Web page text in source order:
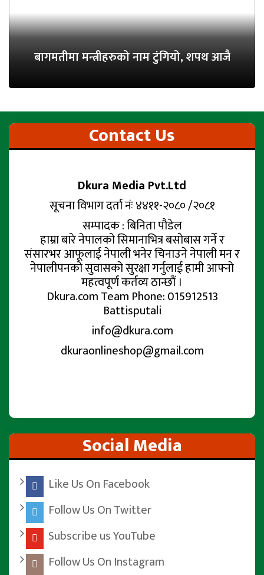
बागमतीमा मन्त्रीहरुको नाम टुंगियो, शपथ आजै
Contact Us
Dkura Media Pvt.Ltd
सूचना विभाग दर्ता नंः ४४११-२०८० /२०८१
सम्पादक : बिनिता पौडेल
हाम्रा बारे नेपालको सिमानाभित्र बसोबास गर्ने र
संसारभर आफूलाई नेपाली भनेर चिनाउने नेपाली मन र
नेपालीपनको सुवासको सुरक्षा गर्नुलाई हामी आफ्नो
महत्वपूर्ण कर्तव्य ठान्छौं ।
Dkura.com Team Phone: 015912513
Battisputali
info@dkura.com
dkuraonlineshop@gmail.com
Social Media
Like Us On Facebook
Follow Us On Twitter
Subscribe us YouTube
Follow Us On Instagram